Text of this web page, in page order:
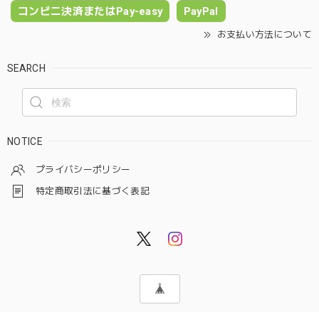
コンビニ決済またはPay-easy PayPal
お支払い方法について
SEARCH
NOTICE
プライバシーポリシー
特定商取引法に基づく表記